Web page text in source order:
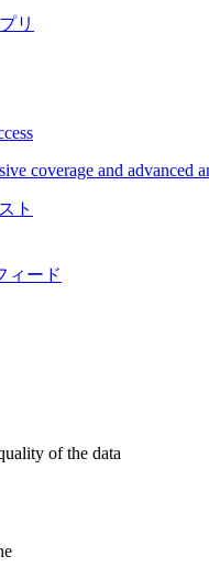
リ
coverage and advanced
ト
ィード
of the data